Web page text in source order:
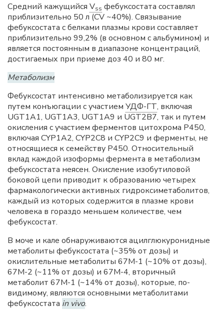
Средний кажущийся Vss фебуксостата составлял
приблизительно 50 л (CV ~40%). Связывание
фебуксостата с белками плазмы крови составляет
приблизительно 99,2% (в основном с альбумином) и
является постоянным в диапазоне концентраций,
достигаемых при приеме доз 40 и 80 мг.
Метаболизм
Фебуксостат интенсивно метаболизируется как
путем конъюгации с участием УДФ-ГТ, включая
UGT1A1, UGT1A3, UGT1A9 и UGT2B7, так и путем
окисления с участием ферментов цитохрома P450,
включая CYP1A2, CYP2C8 и CYP2C9 и ферменты, не
относящиеся к семейству P450. Относительный
вклад каждой изоформы фермента в метаболизм
фебуксостата неясен. Окисление изобутиловой
боковой цепи приводит к образованию четырех
фармакологически активных гидроксиметаболитов,
каждый из которых содержится в плазме крови
человека в гораздо меньшем количестве, чем
фебуксостат.
В моче и кале обнаруживаются ацилглюкуронидные
метаболиты фебуксостата (~35% от дозы) и
окислительные метаболиты 67M-1 (~10% от дозы),
67M-2 (~11% от дозы) и 67M-4, вторичный
метаболит 67M-1 (~14% от дозы), которые, по-
видимому, являются основными метаболитами
фебуксостата in vivo.